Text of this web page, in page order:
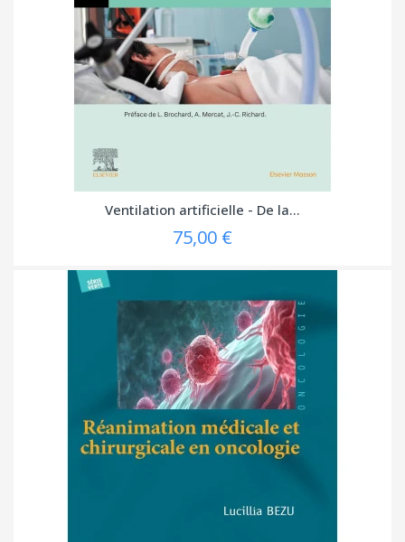
Ventilation artificielle - De la...
75,00 €